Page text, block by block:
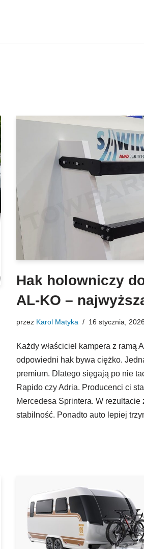
Hak holowniczy
AL-KO –
przez Karol Matyka 16 stycznia, 2026
Każdy właściciel kampera z ramą
odpowiedni hak bywa ciężko.
premium. Dlatego sięgają po nie
Rapido czy Adria. Producenci ci
Mercedesa Sprintera. W
stabilność. Ponadto auto lepiej